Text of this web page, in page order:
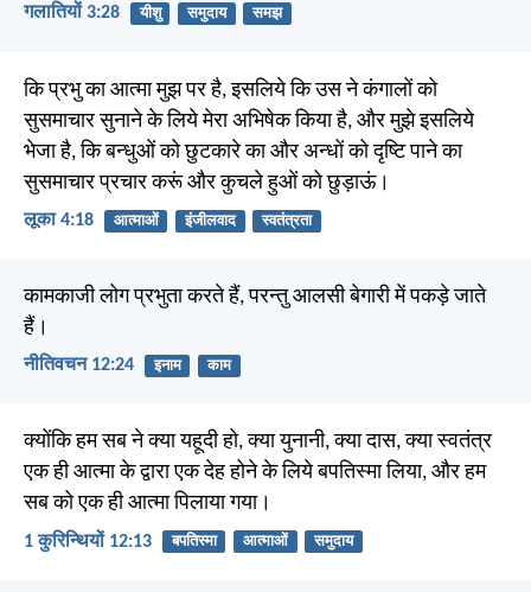
गलातियों 3:28 यीशु समुदाय समझ
कि प्रभु का आत्मा मुझ पर है, इसलिये कि उस ने कंगालों को
सुसमाचार सुनाने के लिये मेरा अभिषेक किया है, और मुझे इसलिये
भेजा है, कि बन्धुओं को छुटकारे का और अन्धों को दृष्टि पाने का
सुसमाचार प्रचार करूं और कुचले हुओं को छुड़ाऊं।
लूका 4:18 आत्माओं इंजीलवाद स्वतंत्रता
कामकाजी लोग प्रभुता करते हैं, परन्तु आलसी बेगारी में पकड़े जाते
हैं।
नीतिवचन 12:24 इनाम काम
क्योंकि हम सब ने क्या यहूदी हो, क्या युनानी, क्या दास, क्या स्वतंत्र
एक ही आत्मा के द्वारा एक देह होने के लिये बपतिस्मा लिया, और हम
सब को एक ही आत्मा पिलाया गया।
1 कुरिन्थियों 12:13 बपतिस्मा आत्माओं समुदाय